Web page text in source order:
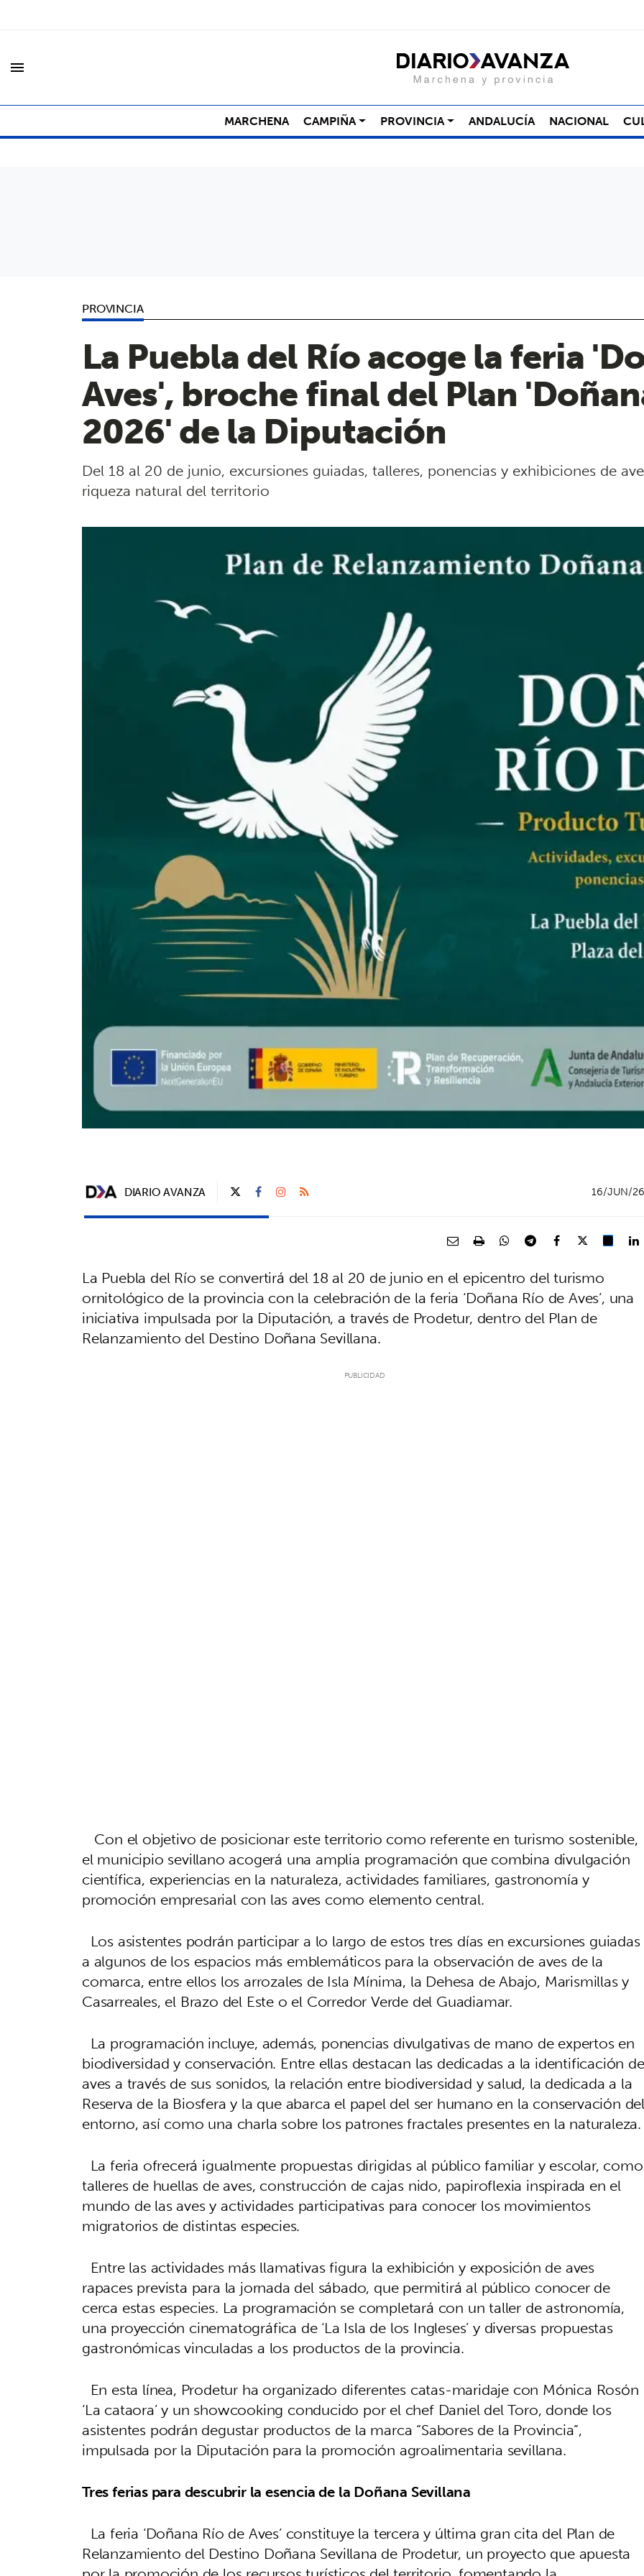
menu
MARCHENA CAMPIÑA PROVINCIA ANDALUCÍA NACIONAL
PROVINCIA
La Puebla del Río acoge la feria
Aves', broche final del Plan
2026' de la Diputación
Del 18 al 20 de junio, excursiones guiadas, talleres, ponencias y exhibiciones de
riqueza natural del territorio
DIARIO AVANZA 16/JUN/26
La Puebla del Río se convertirá del 18 al 20 de junio en el epicentro del turismo
ornitológico de la provincia con la celebración de la feria ‘Doñana Río de Aves’, una
iniciativa impulsada por la Diputación, a través de Prodetur, dentro del Plan de
Relanzamiento del Destino Doñana Sevillana.
Con el objetivo de posicionar este territorio como referente en turismo sostenible,
el municipio sevillano acogerá una amplia programación que combina divulgación
científica, experiencias en la naturaleza, actividades familiares, gastronomía y
promoción empresarial con las aves como elemento central.
Los asistentes podrán participar a lo largo de estos tres días en excursiones guiadas
a algunos de los espacios más emblemáticos para la observación de aves de la
comarca, entre ellos los arrozales de Isla Mínima, la Dehesa de Abajo, Marismillas y
Casarreales, el Brazo del Este o el Corredor Verde del Guadiamar.
La programación incluye, además, ponencias divulgativas de mano de expertos en
biodiversidad y conservación. Entre ellas destacan las dedicadas a la identificación de
aves a través de sus sonidos, la relación entre biodiversidad y salud, la dedicada a la
Reserva de la Biosfera y la que abarca el papel del ser humano en la conservación del
entorno, así como una charla sobre los patrones fractales presentes en la naturaleza.
La feria ofrecerá igualmente propuestas dirigidas al público familiar y escolar, como
talleres de huellas de aves, construcción de cajas nido, papiroflexia inspirada en el
mundo de las aves y actividades participativas para conocer los movimientos
migratorios de distintas especies.
Entre las actividades más llamativas figura la exhibición y exposición de aves
rapaces prevista para la jornada del sábado, que permitirá al público conocer de
cerca estas especies. La programación se completará con un taller de astronomía,
una proyección cinematográfica de ‘La Isla de los Ingleses’ y diversas propuestas
gastronómicas vinculadas a los productos de la provincia.
En esta línea, Prodetur ha organizado diferentes catas-maridaje con Mónica Rosón
‘La cataora’ y un showcooking conducido por el chef Daniel del Toro, donde los
asistentes podrán degustar productos de la marca “Sabores de la Provincia”,
impulsada por la Diputación para la promoción agroalimentaria sevillana.
Tres ferias para descubrir la esencia de la Doñana Sevillana
La feria ‘Doñana Río de Aves’ constituye la tercera y última gran cita del Plan de
Relanzamiento del Destino Doñana Sevillana de Prodetur, un proyecto que apuesta